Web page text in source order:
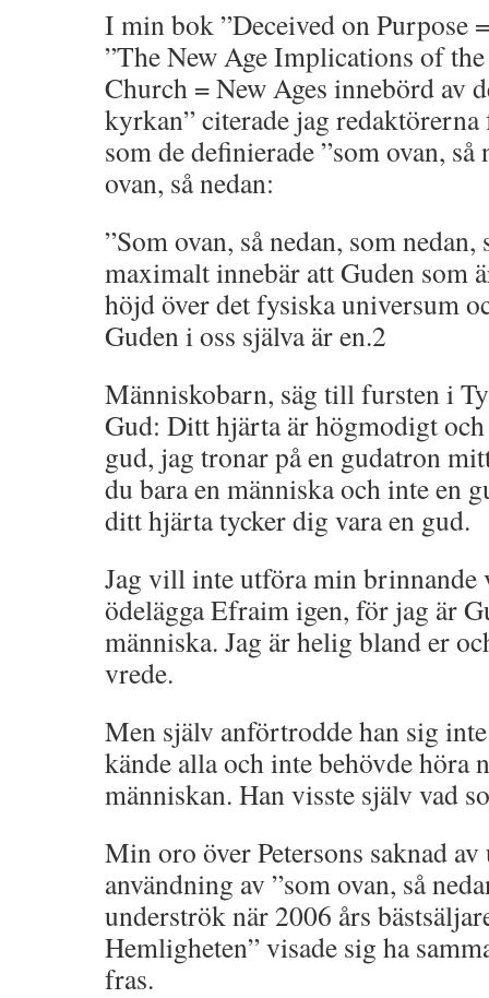
I min bok ”Deceived on Purpose
”The New Age Implications of
Church = New Ages innebörd av
kyrkan” citerade jag
som de definierade ”som ovan,
ovan, så nedan:
”Som ovan, så nedan, som nedan,
maximalt innebär att Guden som
höjd över det fysiska universum
Guden i oss själva är en.2
Människobarn, säg till fursten i
Gud: Ditt hjärta är högmodigt och
gud, jag tronar på en gudatron
du bara en människa och inte en
ditt hjärta tycker dig vara en gud.
Jag vill inte utföra min brinnande
ödelägga Efraim igen, för jag är
människa. Jag är helig bland er
vrede.
Men själv anförtrodde han sig
kände alla och inte behövde höra
människan. Han visste själv vad
Min oro över Petersons saknad
användning av ”som ovan, så
underströk när 2006 års
Hemligheten” visade sig ha
fras.